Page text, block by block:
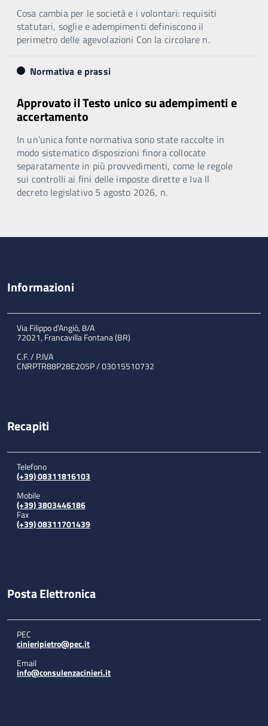
Cosa cambia per le società e i volontari: requisiti
statutari, soglie e adempimenti definiscono il
perimetro delle agevolazioni Con la circolare n.
Normativa e prassi
Approvato il Testo unico su adempimenti e
accertamento
In un’unica fonte normativa sono state raccolte in
modo sistematico disposizioni finora collocate
separatamente in più provvedimenti, come le regole
sui controlli ai fini delle imposte dirette e Iva Il
decreto legislativo 5 agosto 2026, n.
Informazioni
Via Filippo d'Angiò, 8/A
72021, Francavilla Fontana (BR)
C.F. / P.IVA
CNRPTR88P28E205P / 03015510732
Recapiti
Telefono
(+39) 08311816103
Mobile
(+39) 3803446186
Fax
(+39) 08311701439
Posta Elettronica
PEC
cinieripietro@pec.it
Email
info@consulenzacinieri.it